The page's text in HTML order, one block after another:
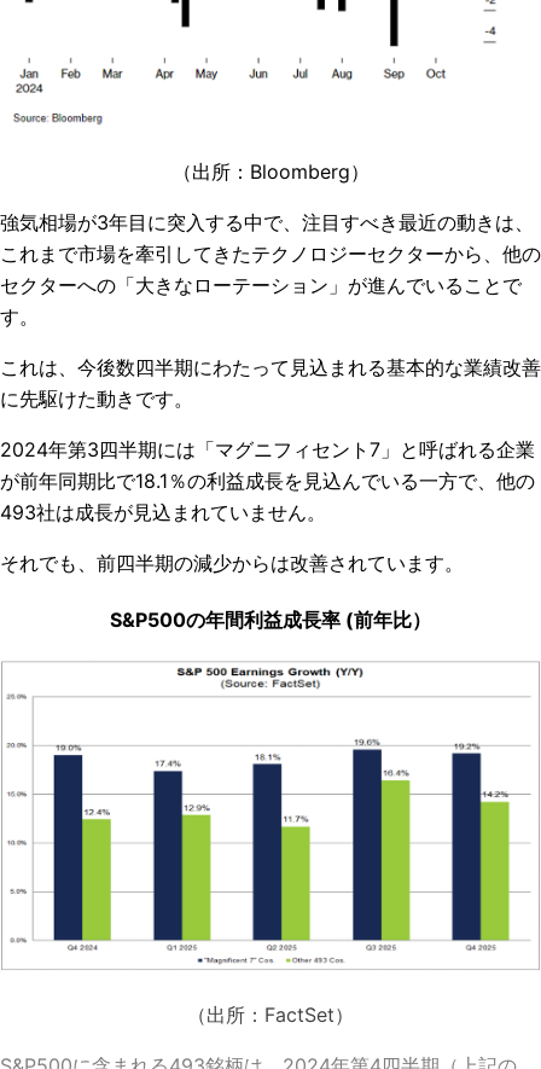
（出所： Bloomberg）
強気相場が3年目に突入する中で、注目すべき最近の動きは、
これまで市場を牽引してきたテクノロジーセクターから、他の
セクターへの「大きなローテーション」が進んでいることで
す。
これは、今後数四半期にわたって見込まれる基本的な業績改善
に先駆けた動きです。
2024年第3四半期には「マグニフィセント7」と呼ばれる企業
が前年同期比で18.1％の利益成長を見込んでいる一方で、他の
493社は成長が見込まれていません。
それでも、前四半期の減少からは改善されています。
S&P500の年間利益成長率 (前年比）
（出所： FactSet）